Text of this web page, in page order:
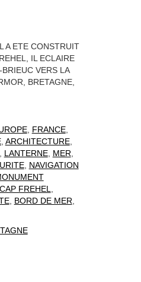
A ETE CONSTRUIT
IL ECLAIRE
VERS LA
BRETAGNE,
, FRANCE,
, ARCHITECTURE,
LANTERNE, MER
, NAVIGATION
CAP FREHEL
, BORD DE MER